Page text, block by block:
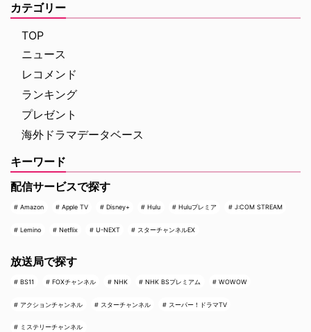
らゆる危機が襲う。
カテゴリー
TOP
ニュース
レコメンド
ランキング
プレゼント
海外ドラマデータベース
キーワード
配信サービスで探す
Amazon Apple TV Disney+ Hulu Huluプレミア J:COM STREAM
Lemino Netflix U-NEXT スターチャンネルEX
放送局で探す
BS11 FOXチャンネル NHK NHK BSプレミアム WOWOW
アクションチャンネル スターチャンネル スーパー！ドラマTV
ミステリーチャンネル